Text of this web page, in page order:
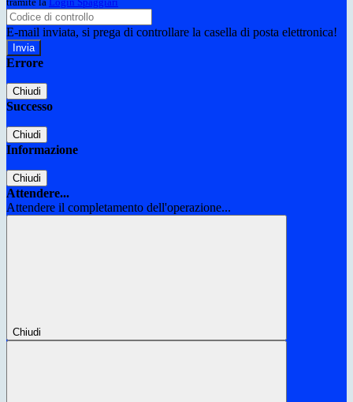
E-mail inviata, si prega di controllare la casella di posta elettronica!
Errore
Chiudi
Successo
Chiudi
Informazione
Chiudi
Attendere...
Attendere il completamento dell'operazione...
Chiudi